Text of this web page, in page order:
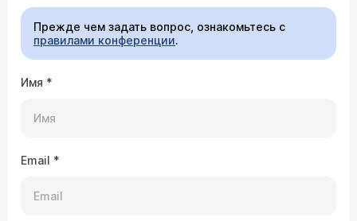
Прежде чем задать вопрос, ознакомьтесь с
правилами конференции.
Имя *
Email *